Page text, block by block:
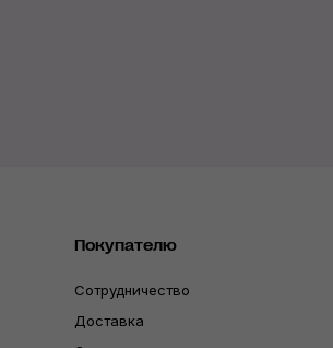
Покупателю
Сотрудничество
Доставка